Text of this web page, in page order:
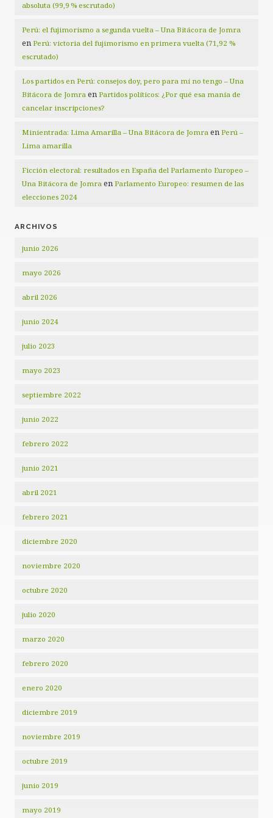
absoluta (99,9 % escrutado)
Perú: el fujimorismo a segunda vuelta – Una Bitácora de Jomra
en Perú: victoria del fujimorismo en primera vuelta (71,92 %
escrutado)
Los partidos en Perú: consejos doy, pero para mí no tengo – Una
Bitácora de Jomra en Partidos políticos: ¿Por qué esa manía de
cancelar inscripciones?
Minientrada: Lima Amarilla – Una Bitácora de Jomra en Perú –
Lima amarilla
Ficción electoral: resultados en España del Parlamento Europeo –
Una Bitácora de Jomra en Parlamento Europeo: resumen de las
elecciones 2024
ARCHIVOS
junio 2026
mayo 2026
abril 2026
junio 2024
julio 2023
mayo 2023
septiembre 2022
junio 2022
febrero 2022
junio 2021
abril 2021
febrero 2021
diciembre 2020
noviembre 2020
octubre 2020
julio 2020
marzo 2020
febrero 2020
enero 2020
diciembre 2019
noviembre 2019
octubre 2019
junio 2019
mayo 2019